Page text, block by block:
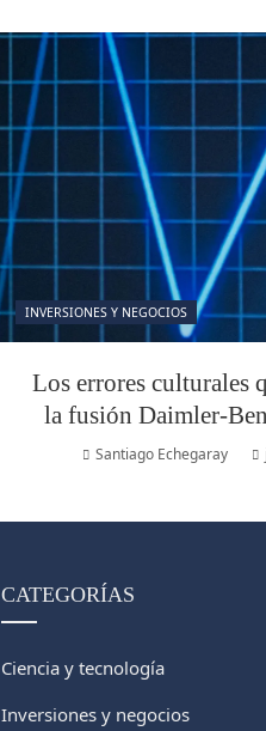
INVERSIONES Y NEGOCIOS
Los errores culturales
la fusión Daimler-
Santiago Echegaray
CATEGORÍAS
Ciencia y tecnología
Inversiones y negocios